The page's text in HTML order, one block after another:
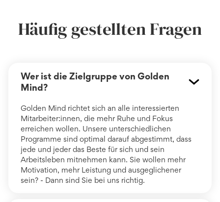
Häufig gestellten Fragen
Wer ist die Zielgruppe von Golden
Mind?
Golden Mind richtet sich an alle interessierten
Mitarbeiter:innen, die mehr Ruhe und Fokus
erreichen wollen. Unsere unterschiedlichen
Programme sind optimal darauf abgestimmt, dass
jede und jeder das Beste für sich und sein
Arbeitsleben mitnehmen kann. Sie wollen mehr
Motivation, mehr Leistung und ausgeglichener
sein? - Dann sind Sie bei uns richtig.